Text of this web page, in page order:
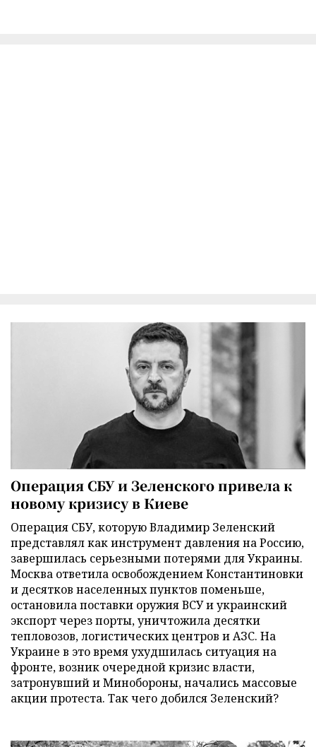
Операция СБУ и Зеленского привела к
новому кризису в Киеве
Операция СБУ, которую Владимир Зеленский
представлял как инструмент давления на Россию,
завершилась серьезными потерями для Украины.
Москва ответила освобождением Константиновки
и десятков населенных пунктов поменьше,
остановила поставки оружия ВСУ и украинский
экспорт через порты, уничтожила десятки
тепловозов, логистических центров и АЗС. На
Украине в это время ухудшилась ситуация на
фронте, возник очередной кризис власти,
затронувший и Минобороны, начались массовые
акции протеста. Так чего добился Зеленский?